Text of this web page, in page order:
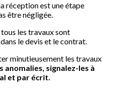
réception est une étape
être négligée.
les travaux sont
le devis et le contrat.
minutieusement les travaux
anomalies, signalez-les à
et par écrit.